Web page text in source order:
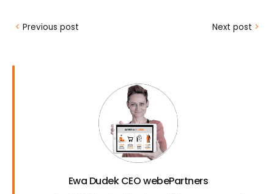
< Previous post Next post >
Ewa Dudek CEO webePartners